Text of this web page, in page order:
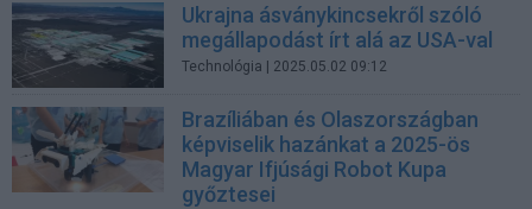
Ukrajna ásványkincsekről szóló
megállapodást írt alá az USA-val
Technológia | 2025.05.02 09:12
Brazíliában és Olaszországban
képviselik hazánkat a 2025-ös
Magyar Ifjúsági Robot Kupa
győztesei